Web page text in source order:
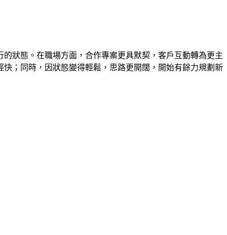
狀態。在職場方面，合作專案更具默契，客戶互動轉為更主
；同時，因狀態變得輕鬆，思路更開闊，開始有餘力規劃新